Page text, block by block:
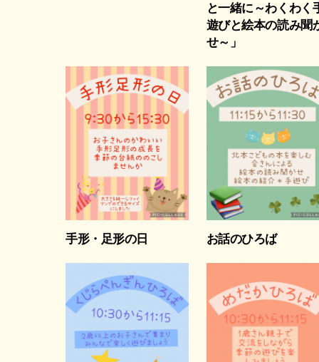
と一緒に～わくわく
遊びと絵本の読み聞
せ～」
手形・足形の日 お話のひろば